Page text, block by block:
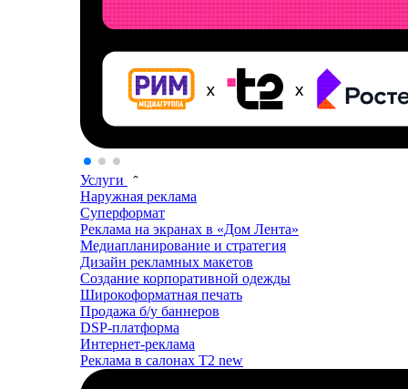
Услуги
Наружная реклама
Суперформат
Реклама на экранах в «Дом Лента»
Медиапланирование и стратегия
Дизайн рекламных макетов
Создание корпоративной одежды
Широкоформатная печать
Продажа б/у баннеров
DSP-платформа
Интернет-реклама
Реклама в салонах T2 new